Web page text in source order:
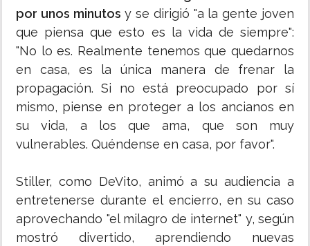
por unos minutos y se dirigió "a la gente joven
que piensa que esto es la vida de siempre":
"No lo es. Realmente tenemos que quedarnos
en casa, es la única manera de frenar la
propagación. Si no está preocupado por sí
mismo, piense en proteger a los ancianos en
su vida, a los que ama, que son muy
vulnerables. Quéndense en casa, por favor".
Stiller, como DeVito, animó a su audiencia a
entretenerse durante el encierro, en su caso
aprovechando "el milagro de internet" y, según
mostró divertido, aprendiendo nuevas